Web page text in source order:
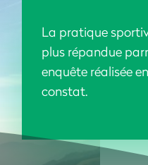
La pratique
plus répandue
enquête réalisée
constat.